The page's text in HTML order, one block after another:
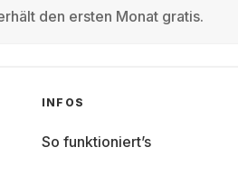
den ersten Monat gratis.
INFOS
So funktioniert’s